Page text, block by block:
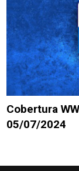
Cobertura
05/07/2024